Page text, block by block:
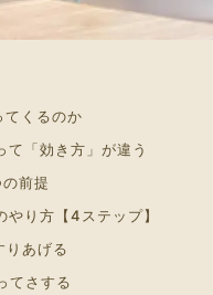
てくるのか
て「効き方」が違う
前提
り方【4ステップ】
りあげる
てさする